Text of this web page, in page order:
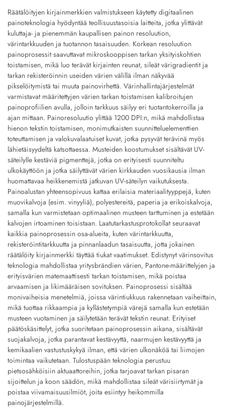
Räätälöityjen kirjainmerkkien valmistukseen käytetty digitaalinen
painoteknologia hyödyntää teollisuustasoisia laitteita, jotka ylittävät
kuluttaja- ja pienemmän kaupallisen painon resoluution,
värintarkkuuden ja tuotannon tasaisuuden. Korkean resoluution
painoprosessit saavuttavat mikroskooppisen tarkan yksityiskohtien
toistamisen, mikä luo terävät kirjainten reunat, sileät värigradientit ja
tarkan rekisteröinnin useiden värien välillä ilman näkyvää
pikselöitymistä tai muuta painovirhettä. Värinhallintajärjestelmät
varmistavat määritettyjen värien tarkan toistamisen kalibroitujen
painoprofiilien avulla, jolloin tarkkuus säilyy eri tuotantokerroilla ja
ajan mittaan. Painoresoluutio ylittää 1200 DPI:n, mikä mahdollistaa
hienon tekstin toistamisen, monimutkaisten suunnitteluelementtien
toteuttamisen ja valokuvalaatuiset kuvat, jotka pysyvät terävinä myös
lähietäisyydeltä katsottaessa. Musteiden koostumukset sisältävät UV-
säteilylle kestäviä pigmenttejä, jotka on erityisesti suunniteltu
ulkokäyttöön ja jotka säilyttävät värien kirkkauden vuosikausia ilman
huomattavaa heikkenemistä jatkuvan UV-säteilyn vaikutuksesta.
Painoalustan yhteensopivuus kattaa erilaisia materiaalityyppejä, kuten
muovikalvoja (esim. vinyyliä), polyestereitä, paperia ja erikoiskalvoja,
samalla kun varmistetaan optimaalinen musteen tarttuminen ja estetään
kalvojen irtoaminen toisistaan. Laatutarkastusprotokollat seuraavat
kaikkia painoprosessin osa-alueita, kuten värintarkkuutta,
rekisteröintitarkkuutta ja pinnanlaadun tasaisuutta, jotta jokainen
räätälöity kirjainmerkki täyttää tiukat vaatimukset. Edistynyt värinsovitus
teknologia mahdollistaa yritysbrändien värien, Pantone-määrittelyjen ja
erityisvärien matemaattisesti tarkan toistamisen, mikä poistaa
arvaamisen ja likimääräisen sovituksen. Painoprosessi sisältää
monivaiheisia menetelmiä, joissa värintiukkuus rakennetaan vaiheittain,
mikä tuottaa rikkaampia ja kyllästetympiä värejä samalla kun estetään
musteen vuotaminen ja säilytetään terävät tekstin reunat. Erityiset
päätöskäsittelyt, jotka suoritetaan painoprosessin aikana, sisältävät
suojakalvoja, jotka parantavat kestävyyttä, naarmujen kestävyyttä ja
kemikaalien vastustuskykyä ilman, että värien ulkonäköä tai liimojen
toimintaa vaikutetaan. Tulostuspään teknologia perustuu
pietsosähköisiin aktuaattoreihin, jotka tarjoavat tarkan pisaran
sijoittelun ja koon säädön, mikä mahdollistaa sileät värisiirtymät ja
poistaa viivamaisuusilmiöt, joita esiintyy heikommilla
painojärjestelmillä.